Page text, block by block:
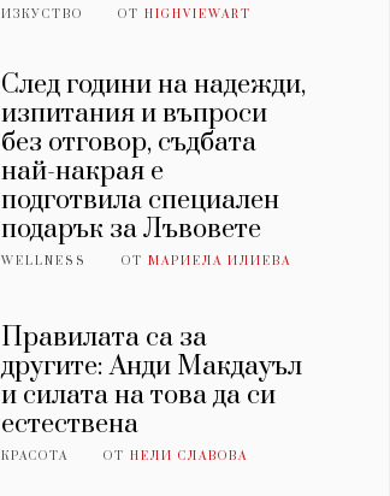
ИЗКУСТВО ОТHIGHVIEWART
След години на надежди,
изпитания и въпроси
без отговор, съдбата
най-накрая е
подготвила специален
подарък за Лъвовете
WELLNESS ОТМАРИЕЛА ИЛИЕВА
Правилата са за
другите: Анди Макдауъл
и силата на това да си
естествена
КРАСОТА ОТНЕЛИ СЛАВОВА